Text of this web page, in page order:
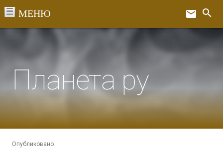
email search
Планета ру
Опубликовано